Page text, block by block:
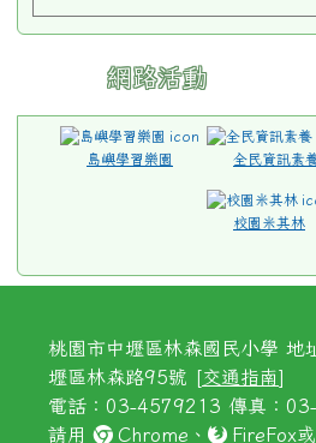
網路活動
島嶼學習樂園 全民資訊素
校園米其林
桃園市中壢區林森國民小學 地
壢區林森路95號 [交通指南]
電話：03-4579213 傳真：
請用
Chrome 、 FireFox或